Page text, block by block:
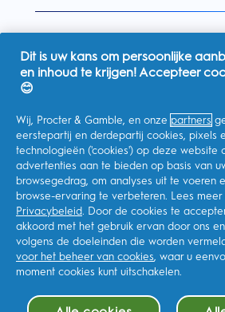
Ik geef toestemming voor het
gepersonaliseerde communicatie
aanbiedingen, nieuws en andere
Oral-B en andere P&G-merkenvia e-mail
kan me op elk moment
Procter & Gamble, als
persoonlijke gegevens verwerken zodat u
registreren en de interactie kunt aangaan
diensten en zodat P&G u, afhankelijk
relevante commerciële berichten kan
gepersonaliseerde advertenties in online
Voor meer informatie over de verwerking
Dit is uw kans om persoonlijke
en inhoud te krijgen! Accepteer
😊
Wij, Procter & Gamble, en onze partners
eerstepartij en derdepartij cookies, pixels
technologieën ('cookies') op deze website
advertenties aan te bieden op basis van
browsegedrag, om analyses uit te voeren
browse-ervaring te verbeteren. Lees meer
Privacybeleid. Door de cookies te
akkoord met het gebruik ervan door ons
volgens de doeleinden die worden
voor het beheer van cookies, waar u
moment cookies kunt uitschakelen.